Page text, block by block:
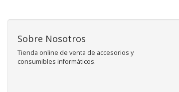
Sobre Nosotros
Tienda online de venta de accesorios y
consumibles informáticos.